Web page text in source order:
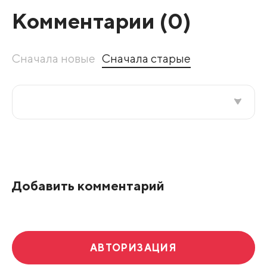
Комментарии (0)
Сначала новые Сначала старые
Добавить комментарий
АВТОРИЗАЦИЯ